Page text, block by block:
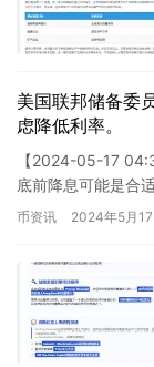
美国联邦储备委
虑降低利率。
【2024-05-17
底前降息可能是合
缓慢下降，经济动
币资讯 2024年5月17